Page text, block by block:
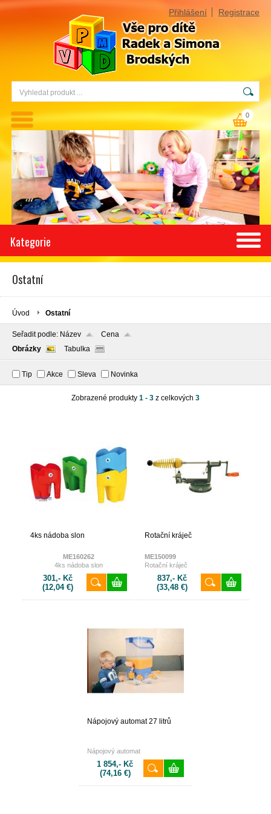
Přihlášení Registrace
0
Kategorie
Ostatní
Úvod Ostatní
Seřadit podle: Název
Cena
Obrázky
Tabulka
Tip Akce Sleva Novinka
Zobrazené produkty 1 - 3 z celkových 3
4ks nádoba slon
ME160262
4ks nádoba slon
301,- Kč
(12,04 €)
Rotační kráječ
ME150099
Rotační kráječ
837,- Kč
(33,48 €)
Nápojový automat 27 litrů
Nápojový automat
1 854,- Kč
(74,16 €)